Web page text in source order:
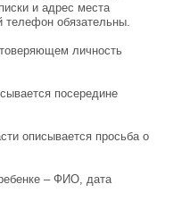
и адрес места
телефон обязательны.
личность
посередине
описывается просьба о
– ФИО, дата